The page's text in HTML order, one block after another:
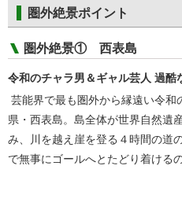
圏外絶景ポイント
圏外絶景① 西表島
令和のチャラ男＆ギャル芸人 過酷
芸能界で最も圏外から縁遠い令
県・西表島。島全体が世界自然遺
み、川を越え崖を登る４時間の道
で無事にゴールへとたどり着ける